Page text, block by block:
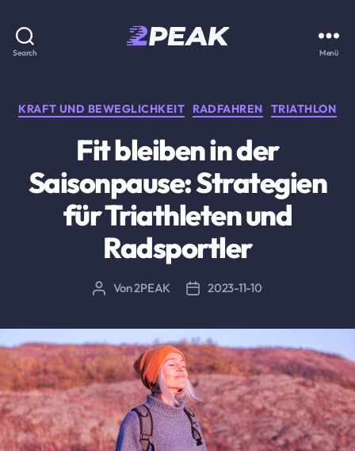
Search Menü
Kategorien
KRAFT UND BEWEGLICHKEIT RADFAHREN TRIATHLON
Fit bleiben in der
Saisonpause: Strategien
für Triathleten und
Radsportler
Beitragsautor
Von2PEAK Beitragsdatum
2023-11-10